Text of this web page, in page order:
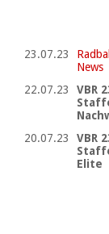
23.07.23
Radball
News
22.07.23
VBR
20.07.23
VBR
Elite